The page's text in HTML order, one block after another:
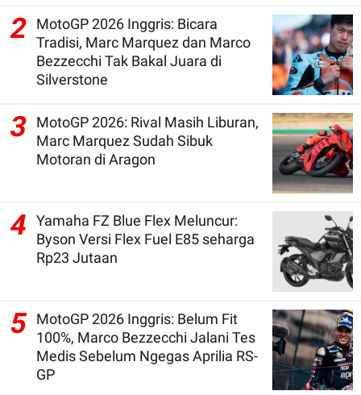
2
MotoGP 2026 Inggris: Bicara
Tradisi, Marc Marquez dan Marco
Bezzecchi Tak Bakal Juara di
Silverstone
3
MotoGP 2026: Rival Masih Liburan,
Marc Marquez Sudah Sibuk
Motoran di Aragon
4
Yamaha FZ Blue Flex Meluncur:
Byson Versi Flex Fuel E85 seharga
Rp23 Jutaan
5 MotoGP 2026 Inggris: Belum Fit
100%, Marco Bezzecchi Jalani Tes
Medis Sebelum Ngegas Aprilia RS-
GP